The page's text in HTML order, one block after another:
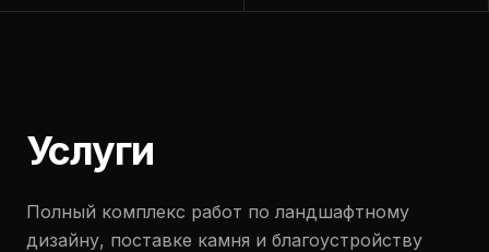
Услуги
Полный комплекс работ по ландшафтному
дизайну, поставке камня и благоустройству